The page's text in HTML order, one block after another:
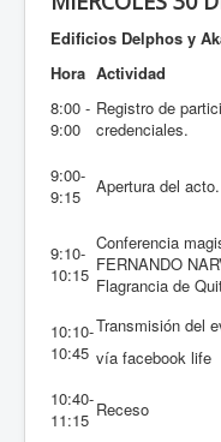
Edificios Delphos y
Hora Actividad
8:00 -
9:00
Registro de
credenciales.
9:00-
9:15
Apertura del acto.
9:10-
10:15
Conferencia
FERNANDO
Flagrancia de
10:10-
10:45
Transmisión del
vía facebook life
10:40-
11:15 Receso